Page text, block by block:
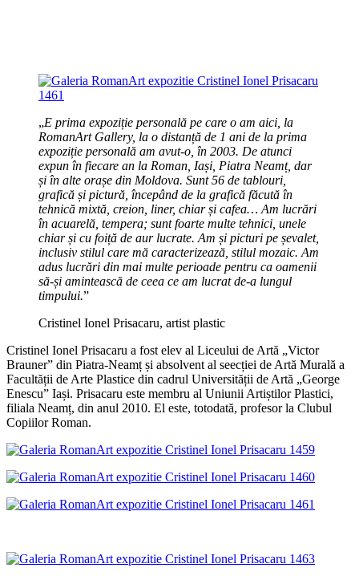
„E prima expoziție personală pe care o am aici, la
RomanArt Gallery, la o distanță de 1 ani de la prima
expoziție personală am avut-o, în 2003. De atunci
expun în fiecare an la Roman, Iași, Piatra Neamț, dar
și în alte orașe din Moldova. Sunt 56 de tablouri,
grafică și pictură, începând de la grafică făcută în
tehnică mixtă, creion, liner, chiar și cafea… Am lucrări
în acuarelă, tempera; sunt foarte multe tehnici, unele
chiar și cu foiță de aur lucrate. Am și picturi pe șevalet,
inclusiv stilul care mă caracterizează, stilul mozaic. Am
adus lucrări din mai multe perioade pentru ca oamenii
să-și amintească de ceea ce am lucrat de-a lungul
timpului.”
Cristinel Ionel Prisacaru, artist plastic
Cristinel Ionel Prisacaru a fost elev al Liceului de Artă „Victor
Brauner” din Piatra-Neamț și absolvent al seecției de Artă Murală a
Facultății de Arte Plastice din cadrul Universității de Artă „George
Enescu” Iași. Prisacaru este membru al Uniunii Artiștilor Plastici,
filiala Neamț, din anul 2010. El este, totodată, profesor la Clubul
Copiilor Roman.